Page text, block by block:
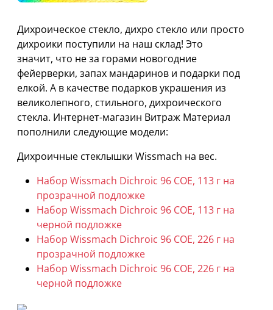
Дихроическое стекло, дихро стекло или просто
дихроики поступили на наш склад! Это
значит, что не за горами новогодние
фейерверки, запах мандаринов и подарки под
елкой. А в качестве подарков украшения из
великолепного, стильного, дихроического
стекла. Интернет-магазин Витраж Материал
пополнили следующие модели:
Дихроичные стеклышки Wissmach на вес.
Набор Wissmach Dichroic 96 COE, 113 г на
прозрачной подложке
Набор Wissmach Dichroic 96 COE, 113 г на
черной подложке
Набор Wissmach Dichroic 96 COE, 226 г на
прозрачной подложке
Набор Wissmach Dichroic 96 COE, 226 г на
черной подложке